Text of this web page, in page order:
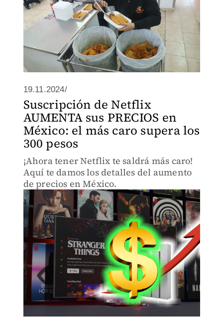
19.11.2024/
Suscripción de Netflix
AUMENTA sus PRECIOS en
México: el más caro supera los
300 pesos
¡Ahora tener Netflix te saldrá más caro!
Aquí te damos los detalles del aumento
de precios en México.